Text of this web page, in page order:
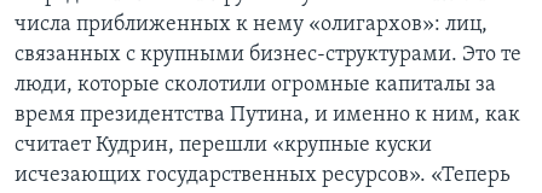
числа приближенных к нему «олигархов»: лиц,
связанных с крупными бизнес-структурами. Это те
люди, которые сколотили огромные капиталы за
время президентства Путина, и именно к ним, как
считает Кудрин, перешли «крупные куски
исчезающих государственных ресурсов». «Теперь